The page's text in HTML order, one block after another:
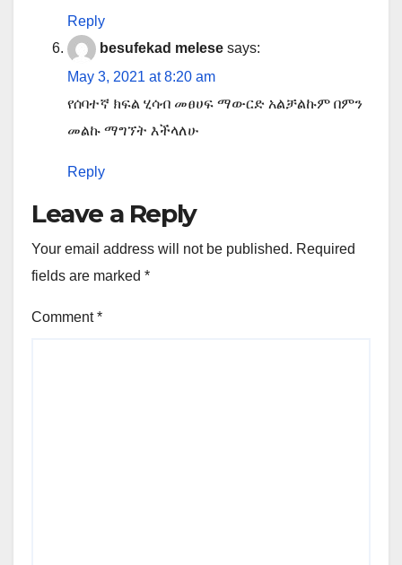
Reply
besufekad melese says:
May 3, 2021 at 8:20 am
የሰባተኛ ክፍል ሂሳብ መፀሀፍ ማውርድ አልቻልኩም በምን
መልኩ ማግኘት እችላለሁ
Reply
Leave a Reply
Your email address will not be published. Required
fields are marked *
Comment*